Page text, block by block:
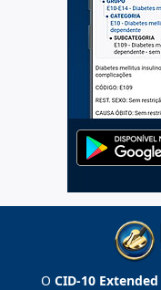
O CID-10 Extended